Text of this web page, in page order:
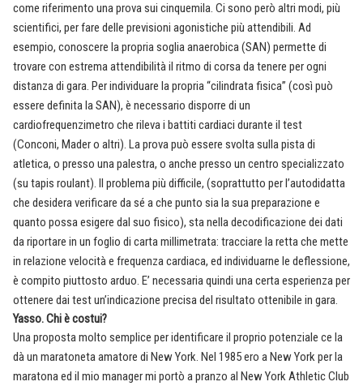
come riferimento una prova sui cinquemila. Ci sono però altri modi, più
scientifici, per fare delle previsioni agonistiche più attendibili. Ad
esempio, conoscere la propria soglia anaerobica (SAN) permette di
trovare con estrema attendibilità il ritmo di corsa da tenere per ogni
distanza di gara. Per individuare la propria “cilindrata fisica” (così può
essere definita la SAN), è necessario disporre di un
cardiofrequenzimetro che rileva i battiti cardiaci durante il test
(Conconi, Mader o altri). La prova può essere svolta sulla pista di
atletica, o presso una palestra, o anche presso un centro specializzato
(su tapis roulant). Il problema più difficile, (soprattutto per l’autodidatta
che desidera verificare da sé a che punto sia la sua preparazione e
quanto possa esigere dal suo fisico), sta nella decodificazione dei dati
da riportare in un foglio di carta millimetrata: tracciare la retta che mette
in relazione velocità e frequenza cardiaca, ed individuarne le deflessione,
è compito piuttosto arduo. E’ necessaria quindi una certa esperienza per
ottenere dai test un’indicazione precisa del risultato ottenibile in gara.
Yasso. Chi è costui?
Una proposta molto semplice per identificare il proprio potenziale ce la
dà un maratoneta amatore di New York. Nel 1985 ero a New York per la
maratona ed il mio manager mi portò a pranzo al New York Athletic Club